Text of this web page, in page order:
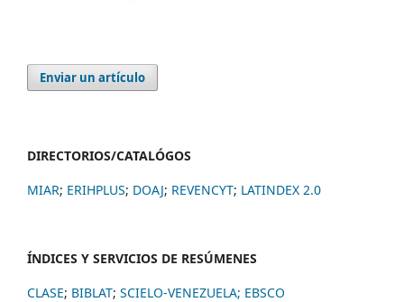
Enviar un artículo
DIRECTORIOS/CATALÓGOS
MIAR; ERIHPLUS; DOAJ; REVENCYT; LATINDEX 2.0
ÍNDICES Y SERVICIOS DE RESÚMENES
CLASE; BIBLAT; SCIELO-VENEZUELA; EBSCO